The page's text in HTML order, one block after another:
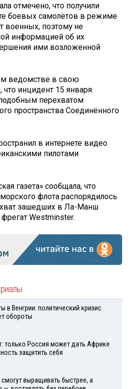
отмечено, что получили
боевых самолётов в режиме
военных, поэтому не
информацией об их
ими возложенной
ведомстве в свою
что инцидент 15 января
перехватом
пространства Соединённого
в интернете видео
пилотами
газета» сообщала, что
флота распорядилось
зашедших в Ла-Манш
Westminster.
в Венгрии: политический кризис
обороты
только Россия может дать Африке
защитить себя
выращивать быстрее, а